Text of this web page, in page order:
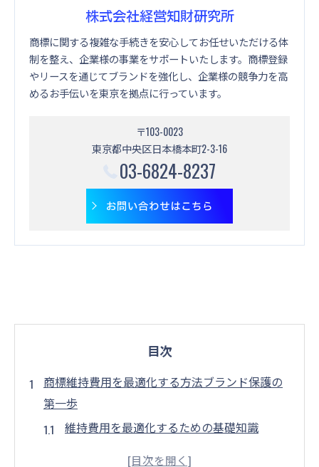
株式会社経営知財研究所
商標に関する複雑な手続きを安心してお任せいただける体
制を整え、企業様の事業をサポートいたします。商標登録
やリースを通じてブランドを強化し、企業様の競争力を高
めるお手伝いを東京を拠点に行っています。
〒103-0023
東京都中央区日本橋本町2-3-16
03-6824-8237
お問い合わせはこちら
目次
商標維持費用を最適化する方法ブランド保護の
第一歩
維持費用を最適化するための基礎知識
ブランド保護の重要性と商標の役割